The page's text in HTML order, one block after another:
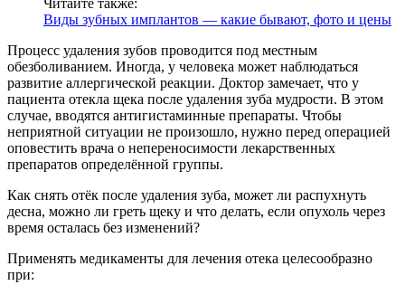
Виды зубных имплантов — какие бывают, фото и цены
Процесс удаления зубов проводится под местным
обезболиванием. Иногда, у человека может наблюдаться
развитие аллергической реакции. Доктор замечает, что у
пациента отекла щека после удаления зуба мудрости. В этом
случае, вводятся антигистаминные препараты. Чтобы
неприятной ситуации не произошло, нужно перед операцией
оповестить врача о непереносимости лекарственных
препаратов определённой группы.
Как снять отёк после удаления зуба, может ли распухнуть
десна, можно ли греть щеку и что делать, если опухоль через
время осталась без изменений?
Применять медикаменты для лечения отека целесообразно
при: